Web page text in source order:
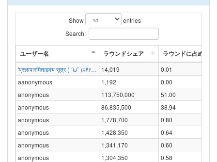
Show
entries
Search:
ユーザー名 ラウンドシェア ラウンドに占める割
'प्रज्ञापारमिताहृदय सूत्र ( ˘ω˘ )ｽﾔｧ… 14,019
0.01
aanonymous
1,192
0.00
anonymous
113,750,000
51.00
anonymous
86,835,500
38.94
anonymous
1,778,700
0.80
anonymous
1,428,350
0.64
anonymous
1,341,170
0.60
anonymous
1,304,350
0.58